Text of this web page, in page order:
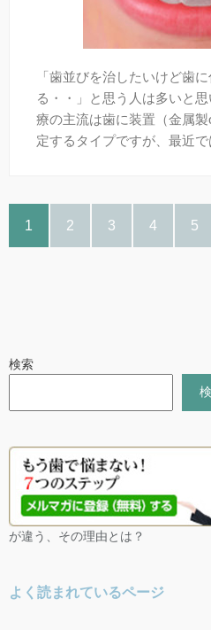
「歯並びを治したいけど歯
る・・」と思う人は多いと
療の主流は歯に装置（金属
定するタイプですが、最近
1 2 3 4 5
検索
が違う、その理由とは？
よく読まれているページ